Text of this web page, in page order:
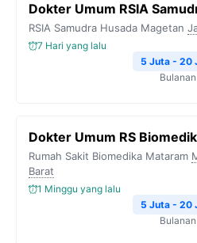
Dokter Umum RSIA
RSIA Samudra Husada Magetan
7 Hari yang lalu
5 Juta - 20
Bulanan
Dokter Umum RS
Rumah Sakit Biomedika Mataram
Barat
1 Minggu yang lalu
5 Juta - 20
Bulanan